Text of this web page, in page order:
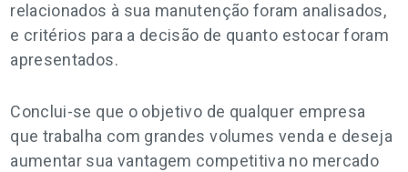
relacionados à sua manutenção foram analisados,
e critérios para a decisão de quanto estocar foram
apresentados.
Conclui-se que o objetivo de qualquer empresa
que trabalha com grandes volumes venda e deseja
aumentar sua vantagem competitiva no mercado